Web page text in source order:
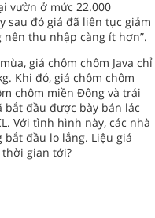
vườn ở mức 22.000
sau đó giá đã liên tục giảm
nên thu nhập càng ít hơn”.
giá chôm chôm Java chỉ
Khi đó, giá chôm chôm
chôm miền Đông và trái
bắt đầu được bày bán lác
Với tình hình này, các nhà
bắt đầu lo lắng. Liệu giá
gian tới?